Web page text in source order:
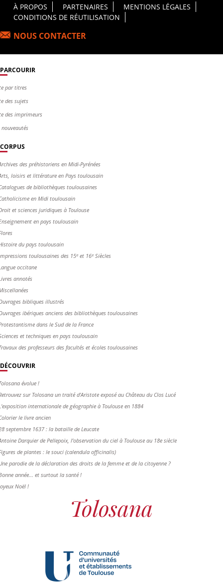
Footer Principal
À PROPOS PARTENAIRES
MENTIONS LÉGALES
CONDITIONS DE RÉUTILISATION
NOUS CONTACTER
PARCOURIR
par titres
des sujets
des imprimeurs
nouveautés
CORPUS
des préhistoriens en Midi-Pyrénées
loisirs et littérature en Pays toulousain
de bibliothèques toulousaines
en Midi toulousain
et sciences juridiques à Toulouse
en pays toulousain
du pays toulousain
toulousaines des 15ᵉ et 16ᵉ Siècles
occitane
annotés
bibliques illustrés
ibériques anciens des bibliothèques toulousaines
dans le Sud de la France
et techniques en pays toulousain
des professeurs des facultés et écoles toulousaines
DÉCOUVRIR
évolue !
sur Tolosana un traité d'Aristote exposé au Château du Clos Lucé
internationale de géographie à Toulouse en 1884
le livre ancien
septembre 1637 : la bataille de Leucate
Darquier de Pellepoix, l’observation du ciel à Toulouse au 18e siècle
de plantes : le souci (calendula officinalis)
parodie de la déclaration des droits de la femme et de la citoyenne ?
année... et surtout la santé !
Noël !